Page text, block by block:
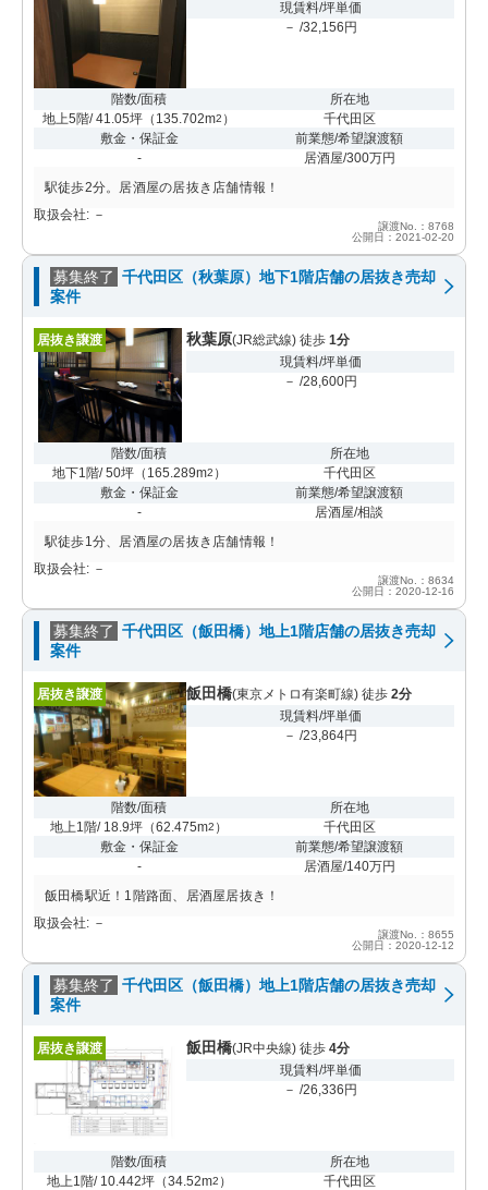
現賃料/坪単価
－ /32,156円
階数/面積
地上5階/ 41.05坪 （ 135.702m2 ）
所在地
千代田区
敷金・保証金
-
前業態/希望譲渡額
居酒屋/300万円
駅徒歩2分。居酒屋の居抜き店舗情報！
取扱会社: －
譲渡No.：8768
公開日：2021-02-20
募集終了 千代田区（秋葉原）地下1階店舗の居抜き売却
案件
居抜き譲渡 秋葉原(JR総武線) 徒歩 1分
現賃料/坪単価
－ /28,600円
階数/面積
地下1階/ 50坪（ 165.289m2 ）
所在地
千代田区
敷金・保証金
-
前業態/希望譲渡額
居酒屋/相談
駅徒歩1分、居酒屋の居抜き店舗情報！
取扱会社: －
譲渡No.：8634
公開日：2020-12-16
募集終了 千代田区（飯田橋）地上1階店舗の居抜き売却
案件
居抜き譲渡 飯田橋(東京メトロ有楽町線) 徒歩 2分
現賃料/坪単価
－ /23,864円
階数/面積
地上1階/ 18.9坪 （62.475m2 ）
所在地
千代田区
敷金・保証金
-
前業態/希望譲渡額
居酒屋/140万円
飯田橋駅近！1階路面、居酒屋居抜き！
取扱会社: －
譲渡No.：8655
公開日：2020-12-12
募集終了 千代田区（飯田橋）地上1階店舗の居抜き売却
案件
居抜き譲渡 飯田橋(JR中央線) 徒歩 4分
現賃料/坪単価
－ /26,336円
階数/面積
地上1階/ 10.442坪（34.52m2 ）
所在地
千代田区